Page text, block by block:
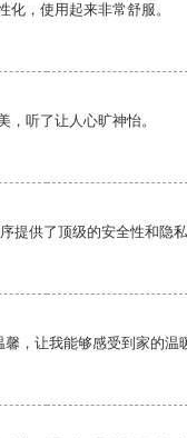
化，使用起来非常舒服。
，听了让人心旷神怡。
提供了顶级的安全性和隐私
，让我能够感受到家的温